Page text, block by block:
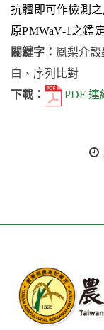
抗體即可作檢測
原PMWaV-1之鑑
關鍵字： 鳳梨介
白、序列比對
下載：
PDF 連